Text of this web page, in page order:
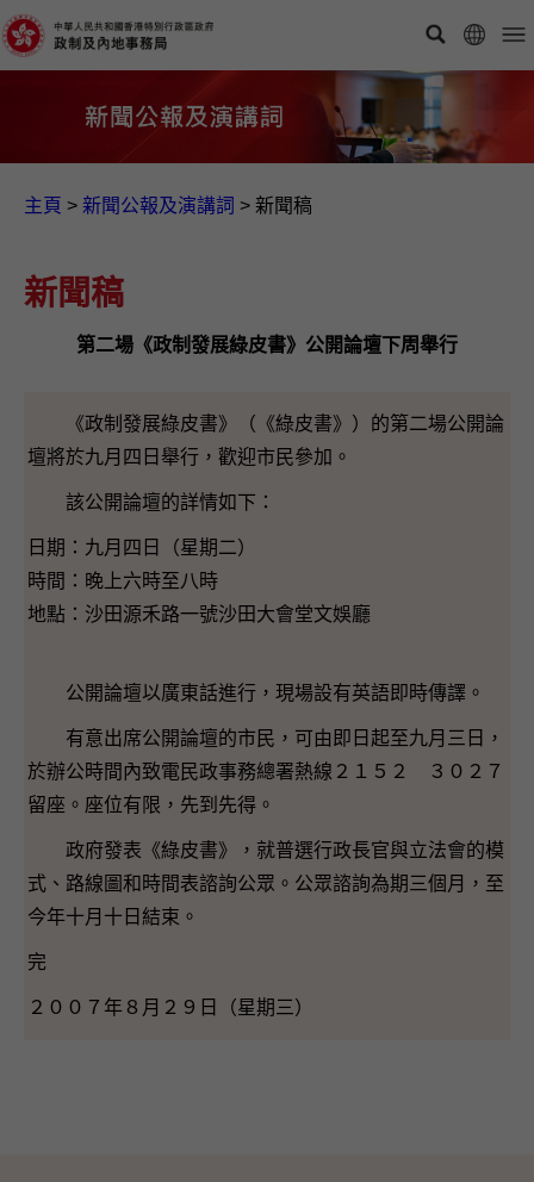
主頁 > 新聞公報及演講詞 > 新聞稿
新聞稿
第二場《政制發展綠皮書》公開論壇下周舉行
《政制發展綠皮書》（《綠皮書》）的第二場公開論
壇將於九月四日舉行，歡迎市民參加。
該公開論壇的詳情如下：
日期：九月四日（星期二）
時間：晚上六時至八時
地點：沙田源禾路一號沙田大會堂文娛廳
公開論壇以廣東話進行，現場設有英語即時傳譯。
有意出席公開論壇的市民，可由即日起至九月三日，
於辦公時間內致電民政事務總署熱線２１５２ ３０２７
留座。座位有限，先到先得。
政府發表《綠皮書》，就普選行政長官與立法會的模
式、路線圖和時間表諮詢公眾。公眾諮詢為期三個月，至
今年十月十日結束。
完
２００７年８月２９日（星期三）